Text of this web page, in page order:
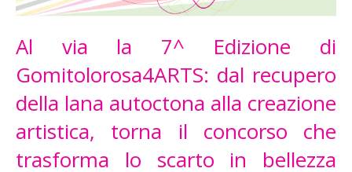
Al via la 7^ Edizione di
Gomitolorosa4ARTS: dal recupero
della lana autoctona alla creazione
artistica, torna il concorso che
trasforma lo scarto in bellezza